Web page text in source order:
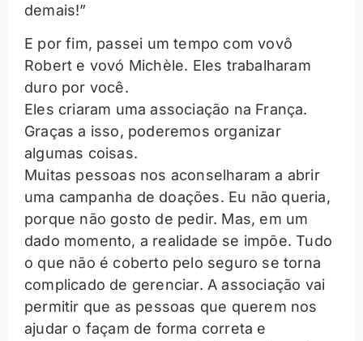
demais!”
E por fim, passei um tempo com vovô
Robert e vovó Michèle. Eles trabalharam
duro por você.
Eles criaram uma associação na França.
Graças a isso, poderemos organizar
algumas coisas.
Muitas pessoas nos aconselharam a abrir
uma campanha de doações. Eu não queria,
porque não gosto de pedir. Mas, em um
dado momento, a realidade se impõe. Tudo
o que não é coberto pelo seguro se torna
complicado de gerenciar. A associação vai
permitir que as pessoas que querem nos
ajudar o façam de forma correta e